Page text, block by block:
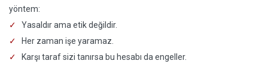
yöntem:
Yasaldır ama etik değildir.
Her zaman işe yaramaz.
Karşı taraf sizi tanırsa bu hesabı da engeller.